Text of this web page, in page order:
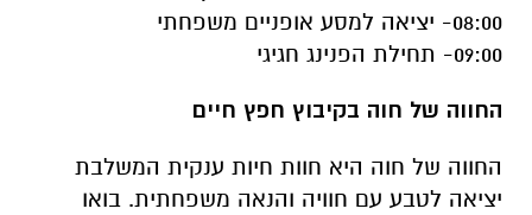
08:00-
יציאה למסע אופניים משפחתי
09:00-
תחילת הפנינג חגיגי
החווה של חוה בקיבוץ חפץ חיים
החווה של חוה היא חוות חיות ענקית המשלבת
יציאה לטבע עם חוויה והנאה משפחתית. בואו